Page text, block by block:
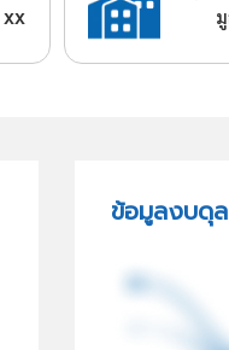
xx
ข้อมูลงบดุ